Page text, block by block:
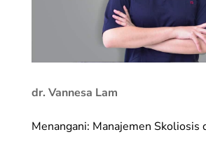
dr. Vannesa Lam
Menangani: Manajemen Skoliosis